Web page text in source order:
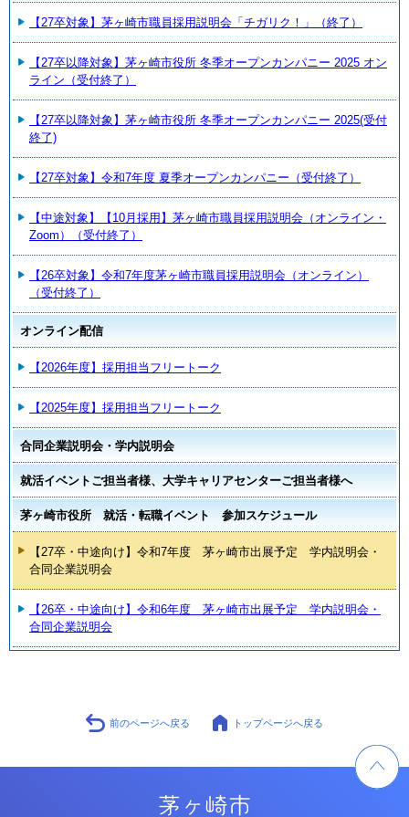
【27卒対象】茅ヶ崎市職員採用説明会「チガリク！」（終了）
【27卒以降対象】茅ヶ崎市役所 冬季オープンカンパニー 2025 オン
ライン（受付終了）
【27卒以降対象】茅ヶ崎市役所 冬季オープンカンパニー 2025(受付
終了)
【27卒対象】令和7年度 夏季オープンカンパニー（受付終了）
【中途対象】【10月採用】茅ヶ崎市職員採用説明会（オンライン・
Zoom）（受付終了）
【26卒対象】令和7年度茅ヶ崎市職員採用説明会（オンライン）
（受付終了）
オンライン配信
【2026年度】採用担当フリートーク
【2025年度】採用担当フリートーク
合同企業説明会・学内説明会
就活イベントご担当者様、大学キャリアセンターご担当者様へ
茅ヶ崎市役所 就活・転職イベント 参加スケジュール
【27卒・中途向け】令和7年度 茅ヶ崎市出展予定 学内説明会・
合同企業説明会
【26卒・中途向け】令和6年度 茅ヶ崎市出展予定 学内説明会・
合同企業説明会
前のページへ戻る トップページへ戻る